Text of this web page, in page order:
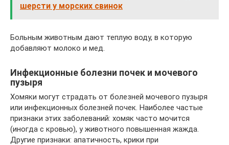
шерсти у морских свинок
Больным животным дают теплую воду, в которую
добавляют молоко и мед.
Инфекционные болезни почек и мочевого
пузыря
Хомяки могут страдать от болезней мочевого пузыря
или инфекционных болезней почек. Наиболее частые
признаки этих заболеваний: хомяк часто мочится
(иногда с кровью), у животного повышенная жажда.
Другие признаки: апатичность, крики при